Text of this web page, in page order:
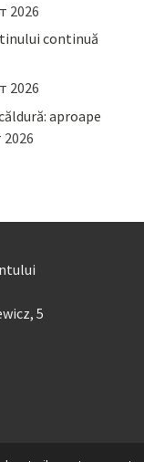
2026
continuă
2026
aproape
2026
5